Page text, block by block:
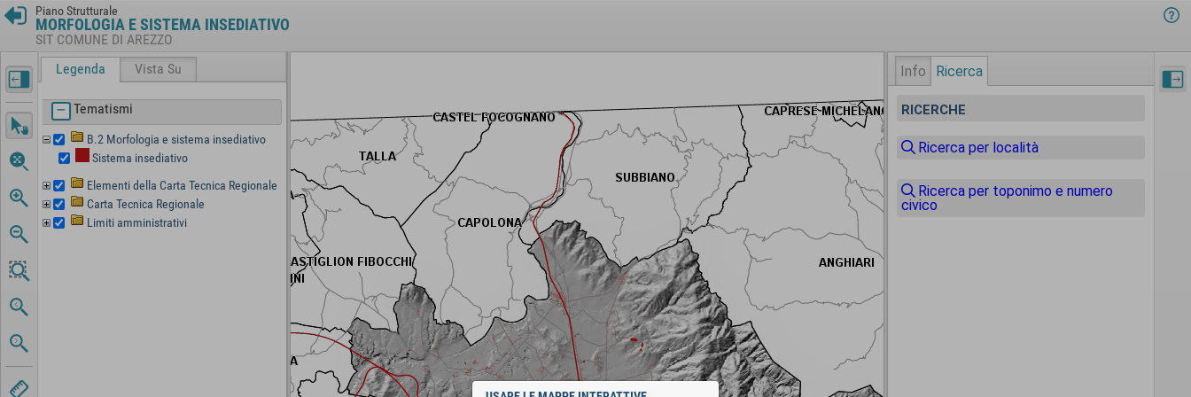
Piano Strutturale
MORFOLOGIA E SISTEMA INSEDIATIVO
SIT COMUNE DI AREZZO
Legenda
Vista Su
Tematismi
B.2 Morfologia e sistema insediativo
Sistema insediativo
Elementi della Carta Tecnica Regionale
Carta Tecnica Regionale
Limiti amministrativi
Info Ricerca
RICERCHE
Ricerca per località
Ricerca per toponimo e numero
civico